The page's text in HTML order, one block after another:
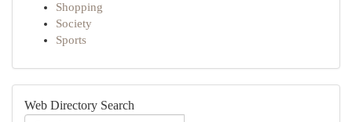
Shopping
Society
Sports
Web Directory Search